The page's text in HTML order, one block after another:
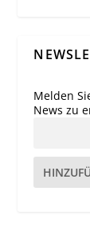
Melden
News zu